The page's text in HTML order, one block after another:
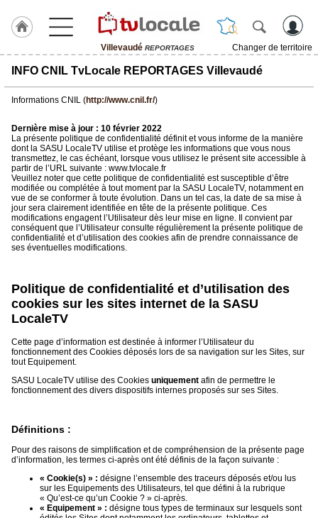
Villevaudé REPORTAGES
Changer de territoire
J'adhère
Hulcoq
Villevaudé
TvLocale
France
Accueil
RUBRIQUES
Gazette
Vidéos
Médias
du
groupe
Blogs
Inscription
pro
Accès
INFO CNIL TvLocale REPORTAGES Villevaudé
Informations CNIL (http://www.cnil.fr/)
Dernière mise à jour : 10 février 2022
La présente politique de confidentialité définit et vous informe de la manière
dont la SASU LocaleTV utilise et protège les informations que vous nous
transmettez, le cas échéant, lorsque vous utilisez le présent site accessible à
partir de l’URL suivante : www.tvlocale.fr
Veuillez noter que cette politique de confidentialité est susceptible d’être
modifiée ou complétée à tout moment par la SASU LocaleTV, notamment en
vue de se conformer à toute évolution. Dans un tel cas, la date de sa mise à
jour sera clairement identifiée en tête de la présente politique. Ces
modifications engagent l’Utilisateur dès leur mise en ligne. Il convient par
conséquent que l’Utilisateur consulte régulièrement la présente politique de
confidentialité et d’utilisation des cookies afin de prendre connaissance de
ses éventuelles modifications.
Politique de confidentialité et d’utilisation des
cookies sur les sites internet de la SASU
LocaleTV
Cette page d’information est destinée à informer l’Utilisateur du
fonctionnement des Cookies déposés lors de sa navigation sur les Sites, sur
tout Equipement.
SASU LocaleTV utilise des Cookies uniquement afin de permettre le
fonctionnement des divers dispositifs internes proposés sur ses Sites.
Définitions :
Pour des raisons de simplification et de compréhension de la présente page
d’information, les termes ci-après ont été définis de la façon suivante :
« Cookie(s) » : désigne l’ensemble des traceurs déposés et/ou lus
sur les Equipements des Utilisateurs, tel que défini à la rubrique
« Qu’est-ce qu’un Cookie ? » ci-après.
« Equipement » : désigne tous types de terminaux sur lesquels sont